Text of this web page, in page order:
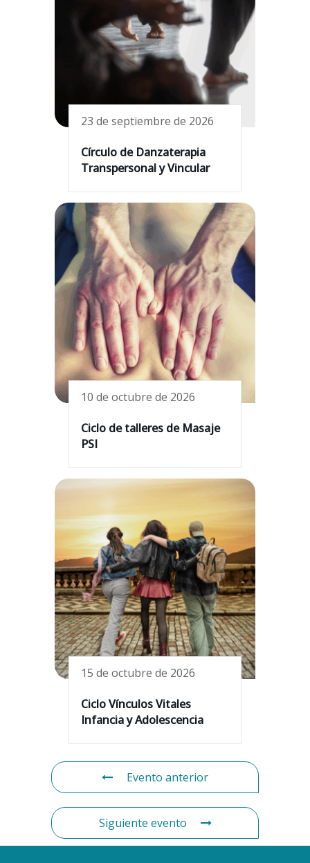
23 de septiembre de 2026
Círculo de Danzaterapia
Transpersonal y Vincular
10 de octubre de 2026
Ciclo de talleres de Masaje
PSI
15 de octubre de 2026
Ciclo Vínculos Vitales
Infancia y Adolescencia
Evento anterior
Siguiente evento